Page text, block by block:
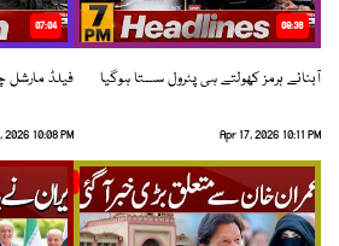
08:36
آبنائے ہرمز کھولتے ہی پٹرول سستا ہوگیا
Apr 17, 2026 10:11 PM
07:04
فیلڈ مارشل
2026 10:08 PM